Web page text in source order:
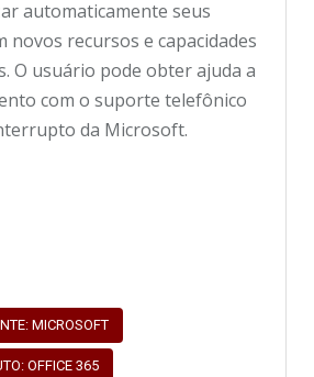
automaticamente seus
novos recursos e capacidades
O usuário pode obter ajuda a
com o suporte telefônico
da Microsoft.
MICROSOFT
OFFICE 365